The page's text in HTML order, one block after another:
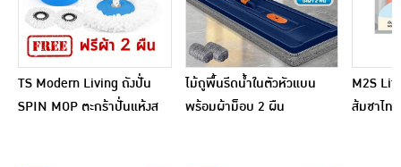
TS Modern Living ถังปั่น
SPIN MOP ตะกร้าปั่นแห้งส
ไม้ถูพื้นรีดน้ำในตัวหัวแบน
พร้อมผ้าม็อบ 2 ผืน
M2S
ส้มชาไท